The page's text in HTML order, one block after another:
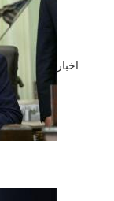
اخبار